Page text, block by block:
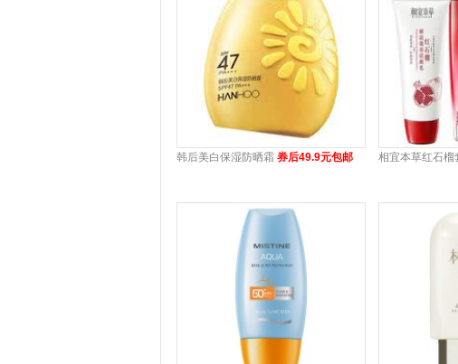
韩后美白保湿防晒霜 券后49.9元包邮 相宜本草红石榴